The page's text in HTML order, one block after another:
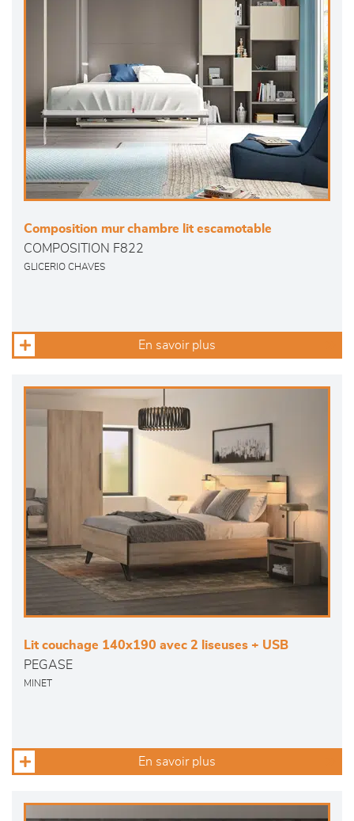
Composition mur chambre lit escamotable
COMPOSITION F822
GLICERIO CHAVES
En savoir plus
Lit couchage 140x190 avec 2 liseuses + USB
PEGASE
MINET
En savoir plus